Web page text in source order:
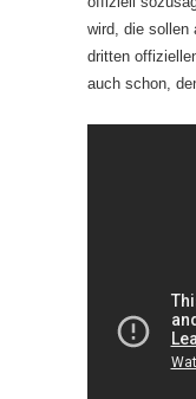
wird, die sollen
dritten
auch schon,